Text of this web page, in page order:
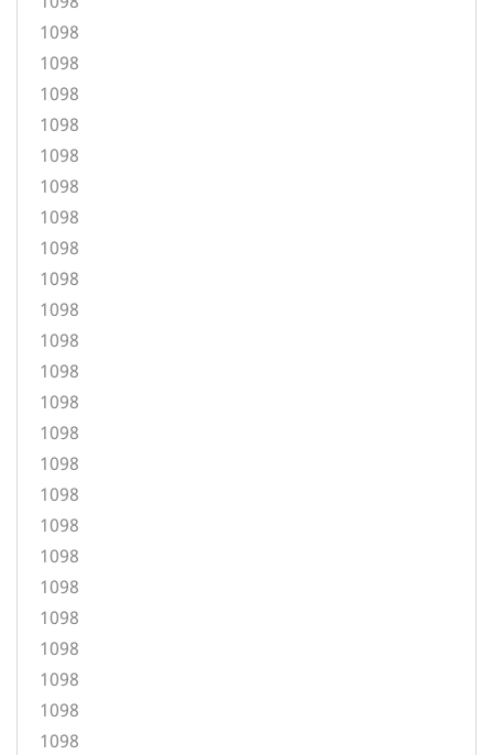
1098
1098
1098
1098
1098
1098
1098
1098
1098
1098
1098
1098
1098
1098
1098
1098
1098
1098
1098
1098
1098
1098
1098
1098